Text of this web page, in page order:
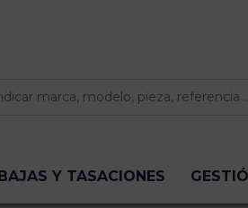
BAJAS Y TASACIONES